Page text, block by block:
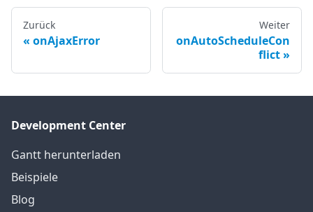
Zurück
onAjaxError
Weiter
onAutoScheduleCon
flict
Development Center
Gantt herunterladen
Beispiele
Blog